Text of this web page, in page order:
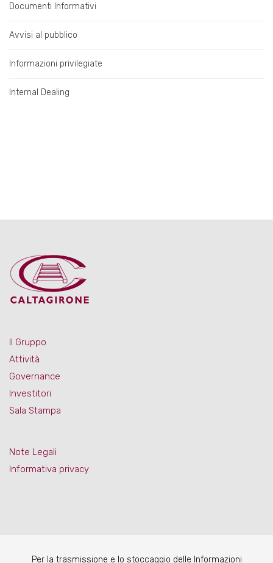
Documenti Informativi
Avvisi al pubblico
Informazioni privilegiate
Internal Dealing
Il Gruppo
Attività
Governance
Investitori
Sala Stampa
Note Legali
Informativa privacy
Per la trasmissione e lo stoccaggio delle Informazioni